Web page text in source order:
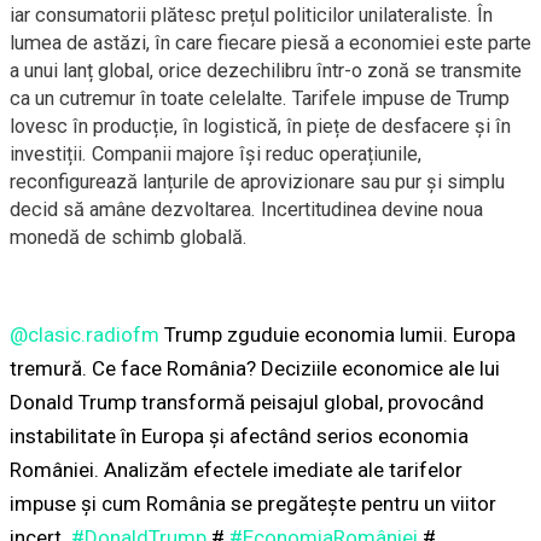
iar consumatorii plătesc prețul politicilor unilateraliste. În
lumea de astăzi, în care fiecare piesă a economiei este parte
a unui lanț global, orice dezechilibru într-o zonă se transmite
ca un cutremur în toate celelalte. Tarifele impuse de Trump
lovesc în producție, în logistică, în piețe de desfacere și în
investiții. Companii majore își reduc operațiunile,
reconfigurează lanțurile de aprovizionare sau pur și simplu
decid să amâne dezvoltarea. Incertitudinea devine noua
monedă de schimb globală.
@clasic.radiofm Trump zguduie economia lumii. Europa
tremură. Ce face România? Deciziile economice ale lui
Donald Trump transformă peisajul global, provocând
instabilitate în Europa și afectând serios economia
României. Analizăm efectele imediate ale tarifelor
impuse și cum România se pregătește pentru un viitor